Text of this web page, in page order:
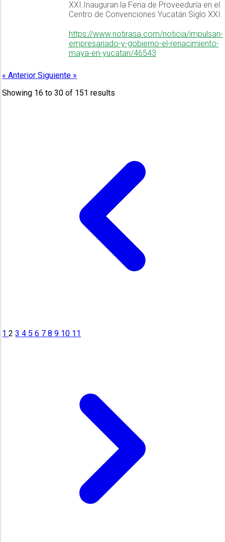
XXI.Inauguran la Feria de Proveeduría en el
Centro de Convenciones Yucatán Siglo XXI.
https://www.notirasa.com/noticia/impulsan-
empresariado-y-gobierno-el-renacimiento-
maya-en-yucatan/46543
« AnteriorSiguiente »
Showing 16 to30 of 151 results
12 34 56 789 10 11